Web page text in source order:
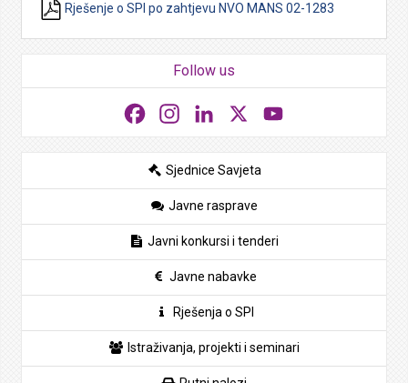
Rješenje o SPI po zahtjevu NVO MANS 02-1283
Follow us
FacebookInstagramLinkedIn
Sjednice Savjeta
Javne rasprave
Javni konkursi i tenderi
Javne nabavke
Rješenja o SPI
Istraživanja, projekti i seminari